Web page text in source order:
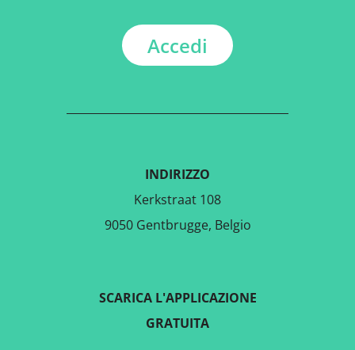
Accedi
INDIRIZZO
Kerkstraat 108
9050 Gentbrugge, Belgio
SCARICA L'APPLICAZIONE
GRATUITA